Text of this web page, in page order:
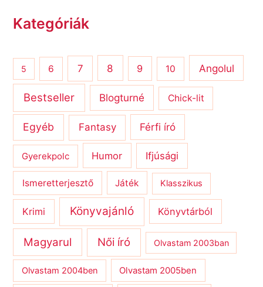
Kategóriák
5 6 7 8 9 10 Angolul
Bestseller Blogturné Chick-lit
Egyéb Fantasy Férfi író
Gyerekpolc Humor Ifjúsági
Ismeretterjesztő Játék Klasszikus
Krimi Könyvajánló Könyvtárból
Magyarul Női író Olvastam 2003ban
Olvastam 2004ben Olvastam 2005ben